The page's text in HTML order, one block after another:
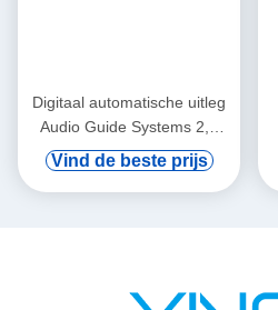
Digitaal automatische uitleg
Audio Guide Systems 2,8
inch display
Vind de beste prijs